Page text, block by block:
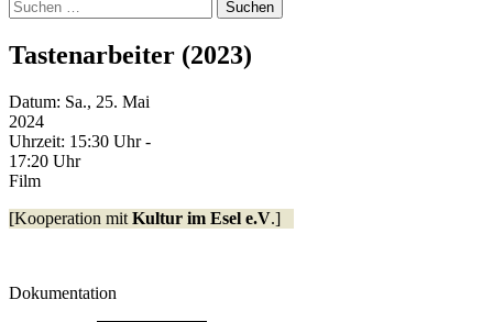
Suchen
nach:
Tastenarbeiter (2023)
Datum: Sa., 25. Mai
2024
Uhrzeit: 15:30 Uhr -
17:20 Uhr
Film
[Kooperation mit Kultur im Esel e.V.]
Dokumentation